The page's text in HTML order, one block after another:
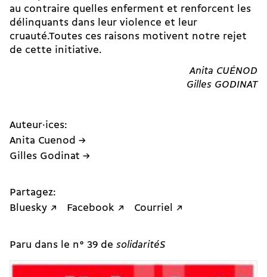
au contraire quelles enferment et renforcent les
délinquants dans leur violence et leur
cruauté.Toutes ces raisons motivent notre rejet
de cette initiative.
Anita CUÉNOD
Gilles GODINAT
Auteur·ices:
Anita Cuenod →
Gilles Godinat →
Partagez:
Bluesky ↗
Facebook ↗ Courriel ↗
Paru dans le n° 39 de solidaritéS